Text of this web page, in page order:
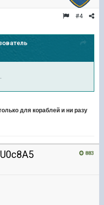
#4
для кораблей и ни разу
883